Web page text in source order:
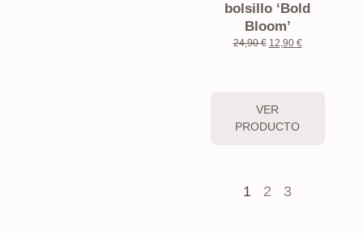
bolsillo ‘Bold
Bloom’
24,90€ 12,90 €
VER
PRODUCTO
1 2 3